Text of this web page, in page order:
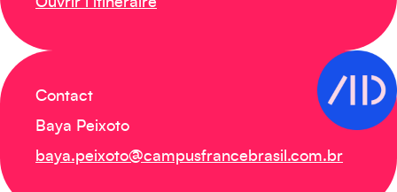
Contact
Baya Peixoto
baya.peixoto@campusfrancebrasil.com.br